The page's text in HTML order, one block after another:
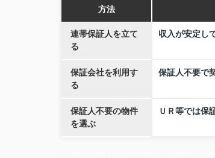
方法
連帯保証人を立て
る
収入が安定し
保証会社を利用す
る
保証人不要で
保証人不要の物件
を選ぶ
ＵＲ等では保